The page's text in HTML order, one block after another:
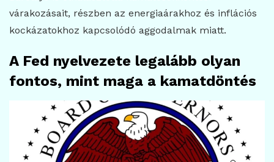
várakozásait, részben az energiaárakhoz és inflációs
kockázatokhoz kapcsolódó aggodalmak miatt.
A Fed nyelvezete legalább olyan
fontos, mint maga a kamatdöntés